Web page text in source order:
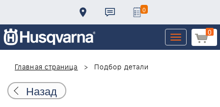
0
0
Toggle
navigation
Главная страница
Подбор детали
Назад